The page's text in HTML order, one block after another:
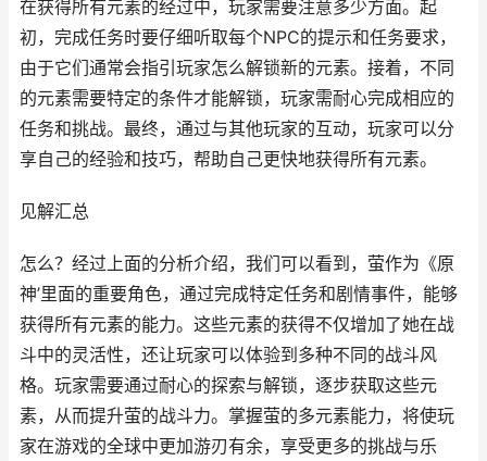
在获得所有元素的经过中，玩家需要注意多少方面。起
初，完成任务时要仔细听取每个NPC的提示和任务要求，
由于它们通常会指引玩家怎么解锁新的元素。接着，不同
的元素需要特定的条件才能解锁，玩家需耐心完成相应的
任务和挑战。最终，通过与其他玩家的互动，玩家可以分
享自己的经验和技巧，帮助自己更快地获得所有元素。
见解汇总
怎么？经过上面的分析介绍，我们可以看到，萤作为《原
神’里面的重要角色，通过完成特定任务和剧情事件，能够
获得所有元素的能力。这些元素的获得不仅增加了她在战
斗中的灵活性，还让玩家可以体验到多种不同的战斗风
格。玩家需要通过耐心的探索与解锁，逐步获取这些元
素，从而提升萤的战斗力。掌握萤的多元素能力，将使玩
家在游戏的全球中更加游刃有余，享受更多的挑战与乐